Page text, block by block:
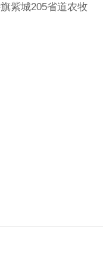
紫城205省道农牧